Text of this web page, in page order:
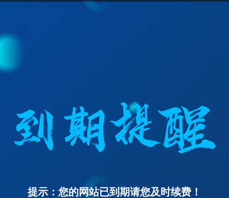
提示：您的网站已到期请您及时续费！